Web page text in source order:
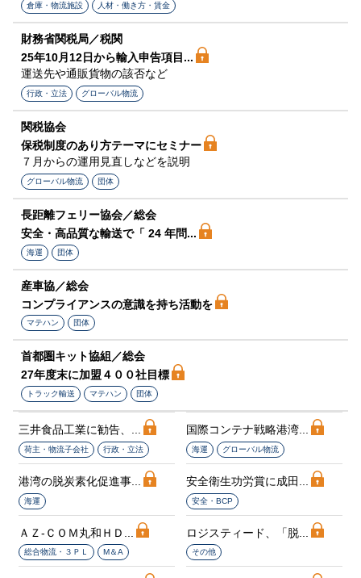
倉庫・物流施設 人材・働き方・賃金
財務省関税局／税関
25年10月12日から輸入申告項目...
運送先や通販貨物の該否など
行政・立法 グローバル物流
関税協会
保税制度のあり方テーマにセミナー
７月からの運用見直しなどを説明
グローバル物流 団体
長距離フェリー協会／総会
安全・高品質な輸送で「 24 年問...
海運 団体
産車協／総会
コンプライアンスの意識を持ち活動を
マテハン 団体
首都圏キット協組／総会
27年度末に加盟４００社目標
トラック輸送 マテハン 団体
三井食品工業に勧告、...
荷主・物流子会社 行政・立法
国際コンテナ戦略港湾...
海運 グローバル物流
港湾の脱炭素化促進事...
海運
安全衛生功労賞に成田...
安全・BCP
ＡＺ‐ＣＯＭ丸和ＨＤ...
総合物流・３ＰＬ M＆A
ロジスティード、「脱...
その他